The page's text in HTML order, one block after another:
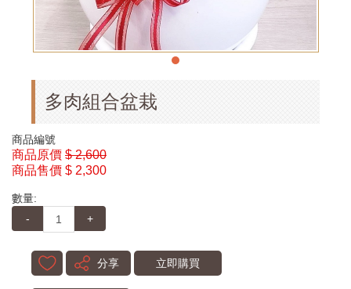
多肉組合盆栽
商品編號
商品原價 $ 2,600
商品售價 $ 2,300
數量:
-
+
分享 立即購買